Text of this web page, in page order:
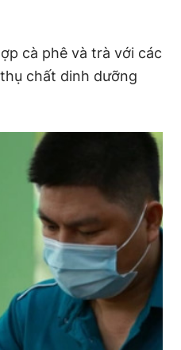
cà phê và trà với các
chất dinh dưỡng